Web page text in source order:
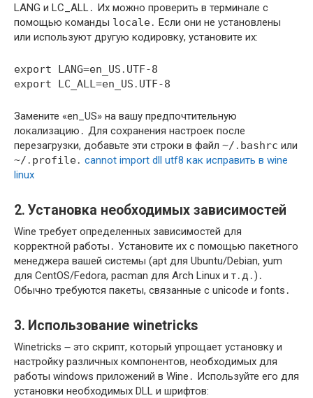
LANG и LC_ALL․ Их можно проверить в терминале с
помощью команды locale․ Если они не установлены
или используют другую кодировку, установите их:
export LANG=en_US․UTF-8
export LC_ALL=en_US․UTF-8
Замените «en_US» на вашу предпочтительную
локализацию․ Для сохранения настроек после
перезагрузки, добавьте эти строки в файл ~/․bashrc или
~/․profile․ cannot import dll utf8 как исправить в wine
linux
2․ Установка необходимых зависимостей
Wine требует определенных зависимостей для
корректной работы․ Установите их с помощью пакетного
менеджера вашей системы (apt для Ubuntu/Debian, yum
для CentOS/Fedora, pacman для Arch Linux и т․д․)․
Обычно требуются пакеты, связанные с unicode и fonts․
3․ Использование winetricks
Winetricks ౼ это скрипт, который упрощает установку и
настройку различных компонентов, необходимых для
работы windows приложений в Wine․ Используйте его для
установки необходимых DLL и шрифтов: